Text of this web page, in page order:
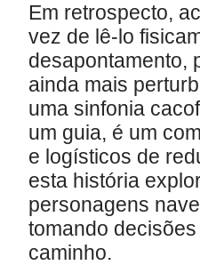
Em retrospecto,
vez de lê-lo
desapontamento,
ainda mais
uma sinfonia
um guia, é um
e logísticos de
esta história
personagens
tomando
caminho.